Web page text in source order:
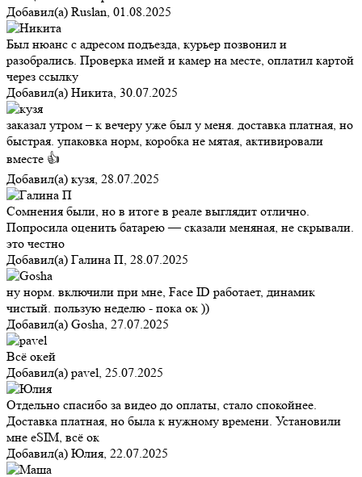
Добавил(а) Ruslan, 01.08.2025
Был нюанс с адресом подъезда, курьер позвонил и
разобрались. Проверка имей и камер на месте, оплатил картой
через ссылку
Добавил(а) Никита, 30.07.2025
заказал утром – к вечеру уже был у меня. доставка платная, но
быстрая. упаковка норм, коробка не мятая, активировали
вместе 👍
Добавил(а) кузя, 28.07.2025
Сомнения были, но в итоге в реале выглядит отлично.
Попросила оценить батарею — сказали меняная, не скрывали.
это честно
Добавил(а) Галина П, 28.07.2025
ну норм. включили при мне, Face ID работает, динамик
чистый. пользую неделю - пока ок ))
Добавил(а) Gosha, 27.07.2025
Всё окей
Добавил(а) pavel, 25.07.2025
Отдельно спасибо за видео до оплаты, стало спокойнее.
Доставка платная, но была к нужному времени. Установили
мне eSIM, всё ок
Добавил(а) Юлия, 22.07.2025